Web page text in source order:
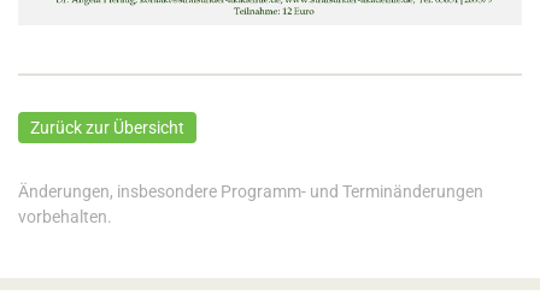
Zurück zur Übersicht
Änderungen, insbesondere Programm- und Terminänderungen
vorbehalten.